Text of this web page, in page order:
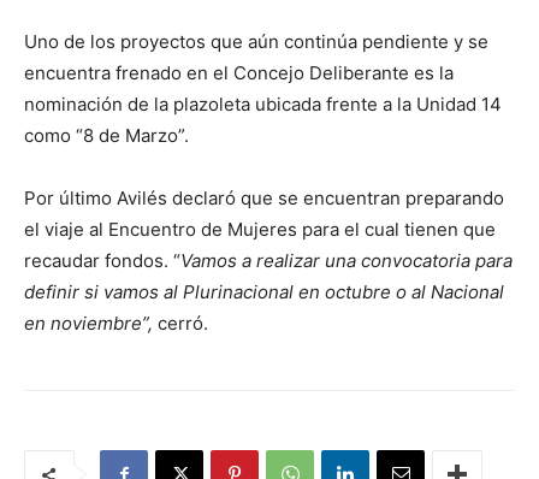
Uno de los proyectos que aún continúa pendiente y se
encuentra frenado en el Concejo Deliberante es la
nominación de la plazoleta ubicada frente a la Unidad 14
como “8 de Marzo”.
Por último Avilés declaró que se encuentran preparando
el viaje al Encuentro de Mujeres para el cual tienen que
recaudar fondos. “Vamos a realizar una convocatoria para
definir si vamos al Plurinacional en octubre o al Nacional
en noviembre”, cerró.